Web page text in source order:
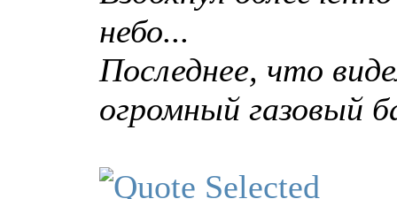
небо...
Последнее, что
огромный газовый